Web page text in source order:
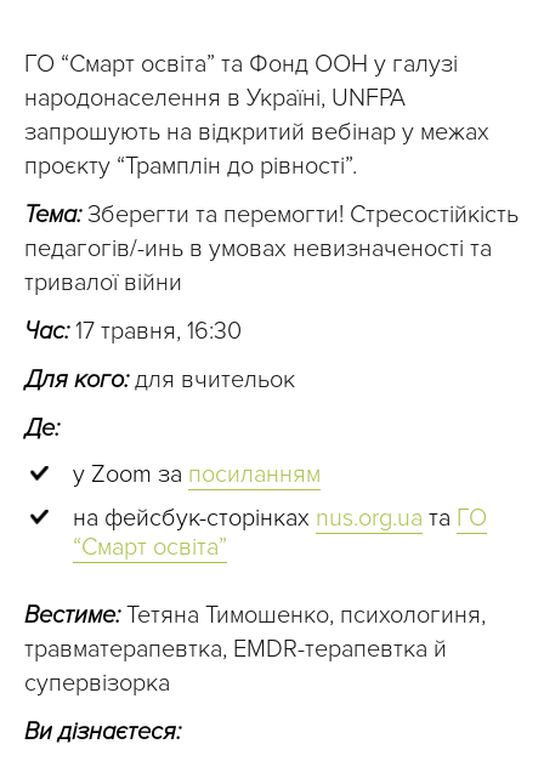
ГО “Смарт освіта” та Фонд ООН у галузі
народонаселення в Україні, UNFPA
запрошують на відкритий вебінар у межах
проєкту “Трамплін до рівності”.
Тема:Зберегти та перемогти! Стресостійкість
педагогів/-инь в умовах невизначеності та
тривалої війни
Час:17 травня, 16:30
Для кого:для вчительок
Де:
у Zoom за посиланням
на фейсбук-сторінках nus.org.ua та ГО
“Смарт освіта”
Вестиме:Тетяна Тимошенко, психологиня,
травматерапевтка, EMDR-терапевтка й
супервізорка
Ви дізнаєтеся: